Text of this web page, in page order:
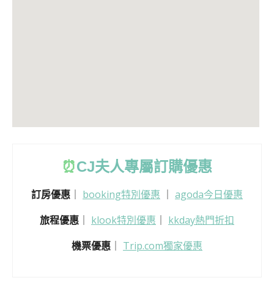
⏰CJ夫人專屬訂購優惠
訂房優惠 booking特別優惠
agoda今日優惠
旅程優惠
klook特別優惠
kkday熱門折扣
機票優惠
Trip.com獨家優惠